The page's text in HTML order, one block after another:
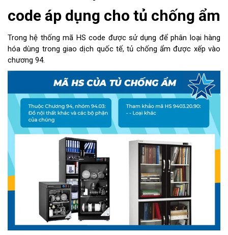
code áp dụng cho tủ chống ẩm
Trong hệ thống mã HS code được sử dụng để phân loại hàng
hóa dùng trong giao dịch quốc tế, tủ chống ẩm được xếp vào
chương 94.